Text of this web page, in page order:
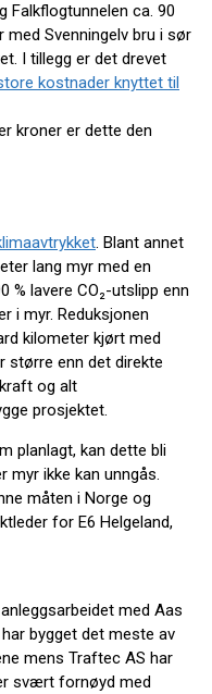
Falkflogtunnelen ca. 90
Svenningelv bru i sør
I tillegg er det drevet
kostnader knyttet til
kroner er dette den
. Blant annet
lang myr med en
lavere CO₂-utslipp enn
i myr. Reduksjonen
kilometer kjørt med
større enn det direkte
og alt
prosjektet.
planlagt, kan dette bli
myr ikke kan unngås.
måten i Norge og
for E6 Helgeland,
med Aas
bygget det meste av
mens Traftec AS har
svært fornøyd med